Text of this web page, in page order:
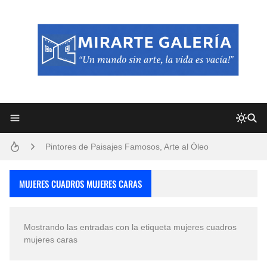
Pintores de Paisajes Famosos, Arte al Óleo
MUJERES CUADROS MUJERES CARAS
Mostrando las entradas con la etiqueta mujeres cuadros
mujeres caras